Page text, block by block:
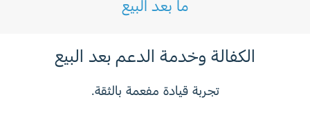
لبّادات الفرامل
شمعات الإشعال
تحميل الكتيّب
تحميل الكتيّب
ما بعد البيع
الكفالة وخدمة الدعم بعد البيع
تجربة قيادة مفعمة بالثقة.